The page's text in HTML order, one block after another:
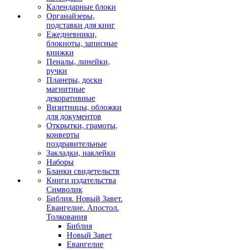
Календарные блоки
Органайзеры,
подставки для книг
Ежедневники,
блокноты, записные
книжки
Пеналы, линейки,
ручки
Планеры, доски
магнитные
декоративные
Визитницы, обложки
для документов
Открытки, грамоты,
конверты
поздравительные
Закладки, наклейки
Наборы
Бланки свидетельств
Книги издательства
Символик
Библия. Новый Завет.
Евангелие. Апостол.
Толкования
Библия
Новый Завет
Евангелие